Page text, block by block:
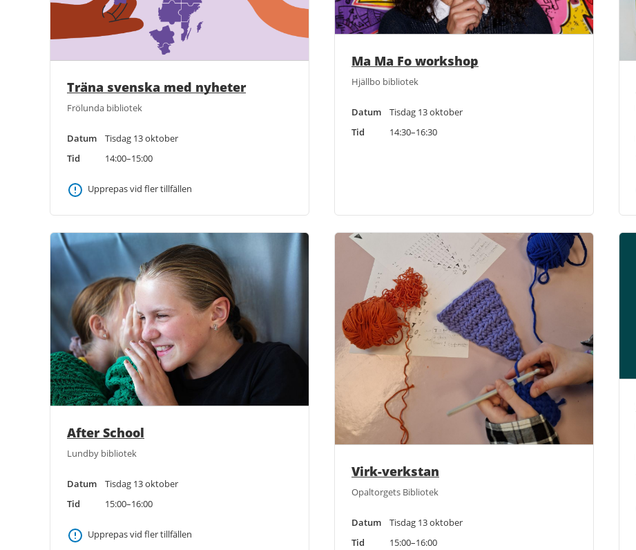
Träna svenska med nyheter
Frölunda bibliotek
Datum
Tisdag 13 oktober
Tid
14:00–15:00
Upprepas vid fler tillfällen
Ma Ma Fo workshop
Hjällbo bibliotek
Datum
Tisdag 13 oktober
Tid
14:30–16:30
After School
Lundby bibliotek
Datum
Tisdag 13 oktober
Tid
15:00–16:00
Upprepas vid fler tillfällen
Virk-verkstan
Opaltorgets Bibliotek
Datum
Tisdag 13 oktober
Tid
15:00–16:00